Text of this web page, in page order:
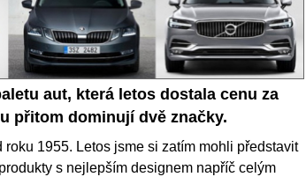
aut, která letos dostala cenu za
přitom dominují dvě značky.
1955. Letos jsme si zatím mohli představit
s nejlepším designem napříč celým